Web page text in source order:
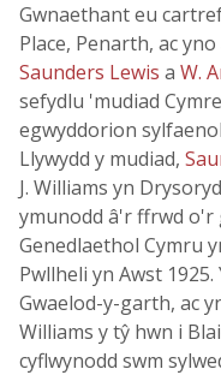
Gwnaethant eu
Place, Penarth, ac
Saunders Lewis a W.
sefydlu 'mudiad
egwyddorion
Llywydd y mudiad,
J. Williams yn
ymunodd â'r ffrwd o'r
Genedlaethol Cymru
Pwllheli yn Awst
Gwaelod-y-garth, ac
Williams y tŷ hwn i
cyflwynodd swm